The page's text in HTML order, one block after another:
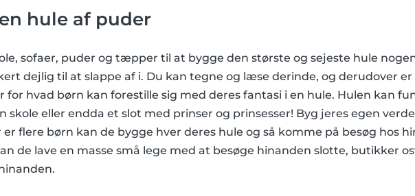
hule af puder
sofaer, puder og tæpper til at bygge den største og sejeste hule
dejlig til at slappe af i. Du kan tegne og læse derinde, og derudover
for hvad børn kan forestille sig med deres fantasi i en hule. Hulen kan
skole eller endda et slot med prinser og prinsesser! Byg jeres egen
er flere børn kan de bygge hver deres hule og så komme på besøg hos
de lave en masse små lege med at besøge hinanden slotte, butikker